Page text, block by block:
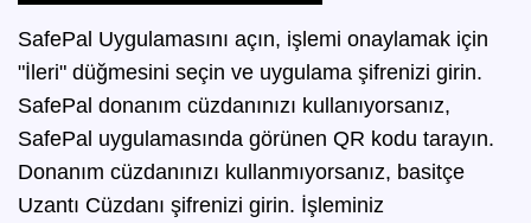
SafePal Uygulamasını açın, işlemi onaylamak için
"İleri" düğmesini seçin ve uygulama şifrenizi girin.
SafePal donanım cüzdanınızı kullanıyorsanız,
SafePal uygulamasında görünen QR kodu tarayın.
Donanım cüzdanınızı kullanmıyorsanız, basitçe
Uzantı Cüzdanı şifrenizi girin. İşleminiz